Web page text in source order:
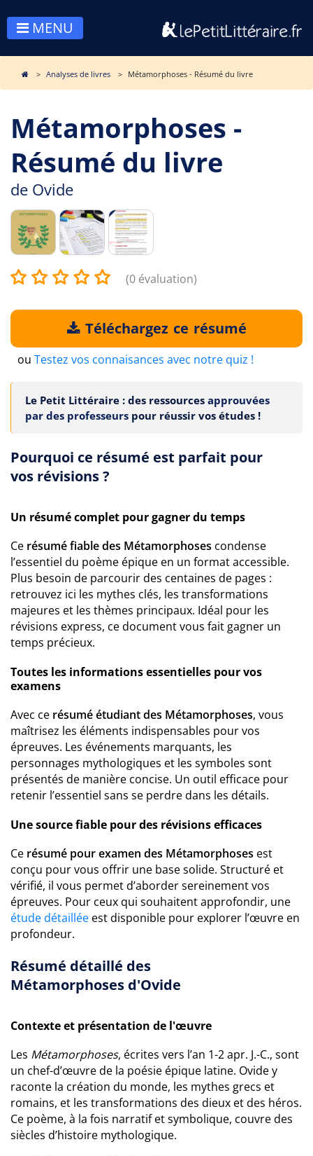
MENU
Analyses de livres Métamorphoses - Résumé du livre
Métamorphoses -
Résumé du livre
de Ovide
(0 évaluation)
Téléchargez ce résumé
ou Testez vos connaisances avec notre quiz !
Le Petit Littéraire : des ressources approuvées
par des professeurs pour réussir vos études !
Pourquoi ce résumé est parfait pour
vos révisions ?
Un résumé complet pour gagner du temps
Ce résumé fiable des Métamorphoses condense
l’essentiel du poème épique en un format accessible.
Plus besoin de parcourir des centaines de pages :
retrouvez ici les mythes clés, les transformations
majeures et les thèmes principaux. Idéal pour les
révisions express, ce document vous fait gagner un
temps précieux.
Toutes les informations essentielles pour vos
examens
Avec ce résumé étudiant des Métamorphoses, vous
maîtrisez les éléments indispensables pour vos
épreuves. Les événements marquants, les
personnages mythologiques et les symboles sont
présentés de manière concise. Un outil efficace pour
retenir l’essentiel sans se perdre dans les détails.
Une source fiable pour des révisions efficaces
Ce résumé pour examen des Métamorphoses est
conçu pour vous offrir une base solide. Structuré et
vérifié, il vous permet d’aborder sereinement vos
épreuves. Pour ceux qui souhaitent approfondir, une
étude détaillée est disponible pour explorer l’œuvre en
profondeur.
Résumé détaillé des
Métamorphoses d'Ovide
Contexte et présentation de l'œuvre
Les Métamorphoses, écrites vers l’an 1-2 apr. J.-C., sont
un chef-d’œuvre de la poésie épique latine. Ovide y
raconte la création du monde, les mythes grecs et
romains, et les transformations des dieux et des héros.
Ce poème, à la fois narratif et symbolique, couvre des
siècles d’histoire mythologique.